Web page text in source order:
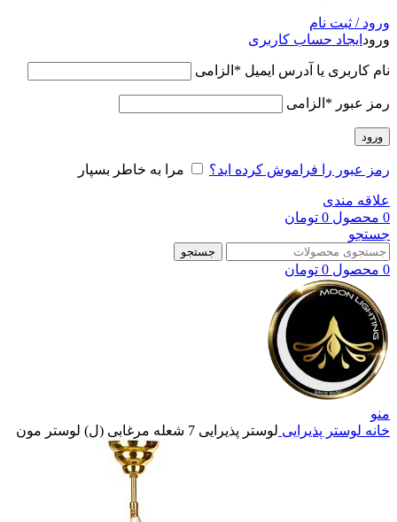
ورود / ثبت نام
ورود ایجاد حساب کاربری
نام کاربری یا آدرس ایمیل * الزامی
رمز عبور * الزامی
ورود
رمز عبور را فراموش کرده اید؟ مرا به خاطر بسپار
علاقه مندی
0 محصول 0 تومان
جستجو
جستجو
0 محصول 0 تومان
منو
خانه لوستر پذیرایی لوستر پذیرایی 7 شعله مرغابی (ل) لوستر مون